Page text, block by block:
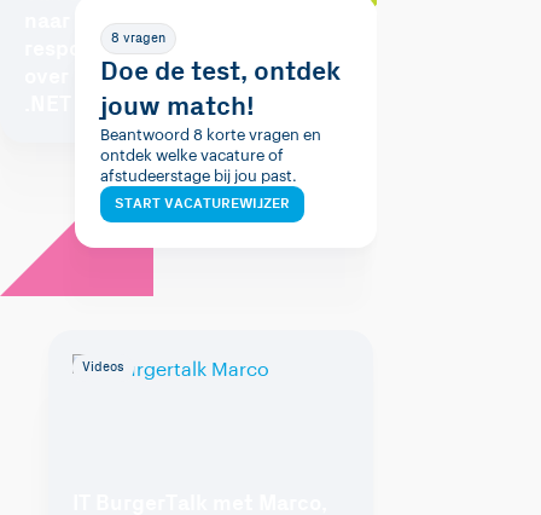
naar razendsnelle
responses: Alles
over caching in
Videos
8 vragen
Doe de test, ontdek
jouw match!
Beantwoord 8 korte vragen en
ontdek welke vacature of
afstudeerstage bij jou past.
START VACATUREWIJZER